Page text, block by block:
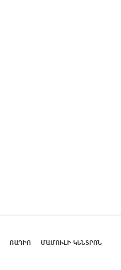
ՌԱԴԻՈ ՄԱՄՈՒԼԻ ԿԵՆՏՐՈՆ